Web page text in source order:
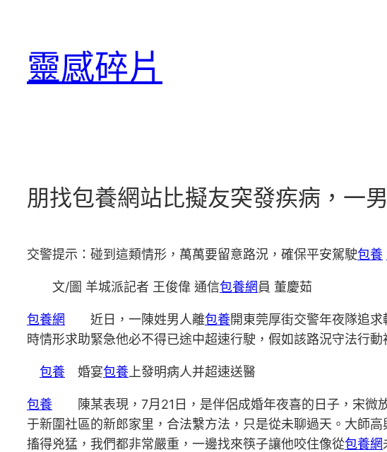
靈感碎片
朋找包養網站比擬友突發疾病，一
交警提示：碰到這類情形，萬萬要留意路況，確保平安駕駛包養
文/圖 羊城派記者 王俊偉 通信包養網員 董慶茹
包養網 近日，一陳姓男人離包養開東莞厚街交警年夜隊追
時情形求助緊急他必不得已途中超速行駛，假如該路況守法行
包養 婚宴包養 上發明病人并超速送醫
包養 陳某表現，7月21日，是伴侶成婚年夜喜的日子，宋微
于新圍社區的新郎家里，合法繫方法，只是從未聊過天。大師
搐得兇猛，我們都非常嚴重，一邊找來筷子讓他咬住像從包養網